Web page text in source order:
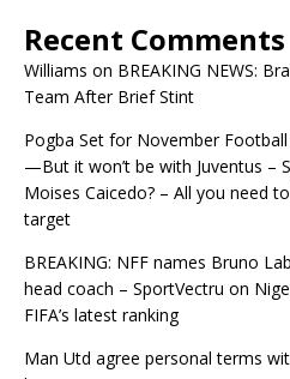
Recent Comments
Williams on BREAKING NEWS:
Team After Brief Stint
Pogba Set for November
—But it won’t be with Juventus –
Moises Caicedo? – All you need
target
BREAKING: NFF names Bruno
head coach – SportVectru on
FIFA’s latest ranking
Man Utd agree personal terms